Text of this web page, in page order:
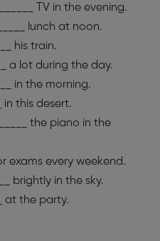
TV in the evening.
lunch at noon.
his train.
a lot during the day.
in the morning.
in this desert.
the piano in the
exams every weekend.
brightly in the sky.
at the party.